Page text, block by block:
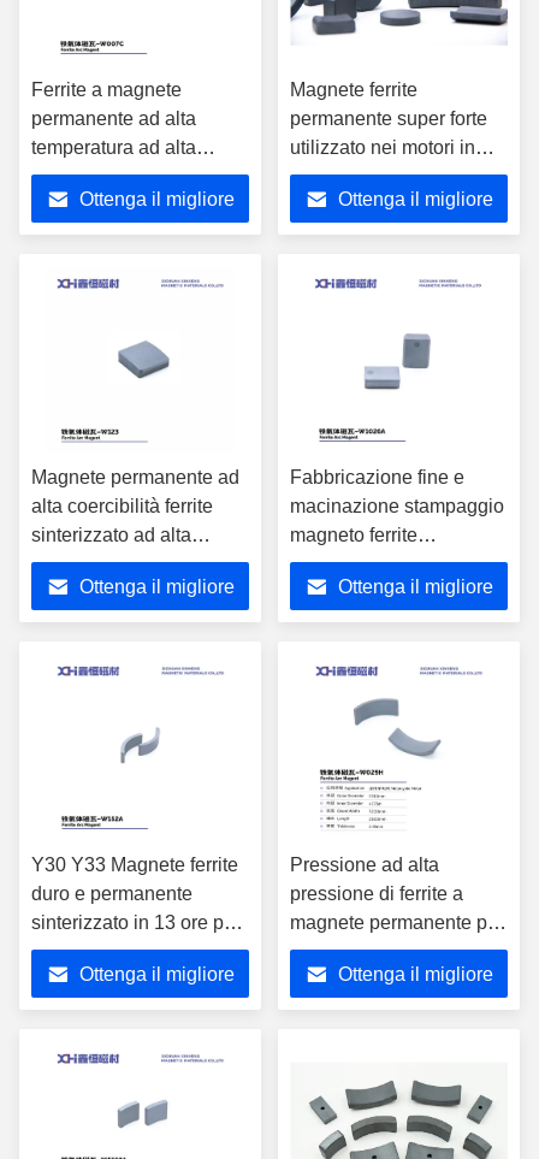
Ferrite a magnete
permanente ad alta
temperatura ad alta
coercibilità W007C
Ottenga il migliore
Magnete ferrite
permanente super forte
utilizzato nei motori in
vari campi W019D
Ottenga il migliore
Magnete permanente ad
alta coercibilità ferrite
sinterizzato ad alta
temperatura per motore
inverter W123
Ottenga il migliore
Fabbricazione fine e
macinazione stampaggio
magneto ferrite
permanente per motore
di ventole W1026A
Ottenga il migliore
Y30 Y33 Magnete ferrite
duro e permanente
sinterizzato in 13 ore per
motore di moto W152A
Ottenga il migliore
Pressione ad alta
pressione di ferrite a
magnete permanente per
motore di moto W029H
Ottenga il migliore